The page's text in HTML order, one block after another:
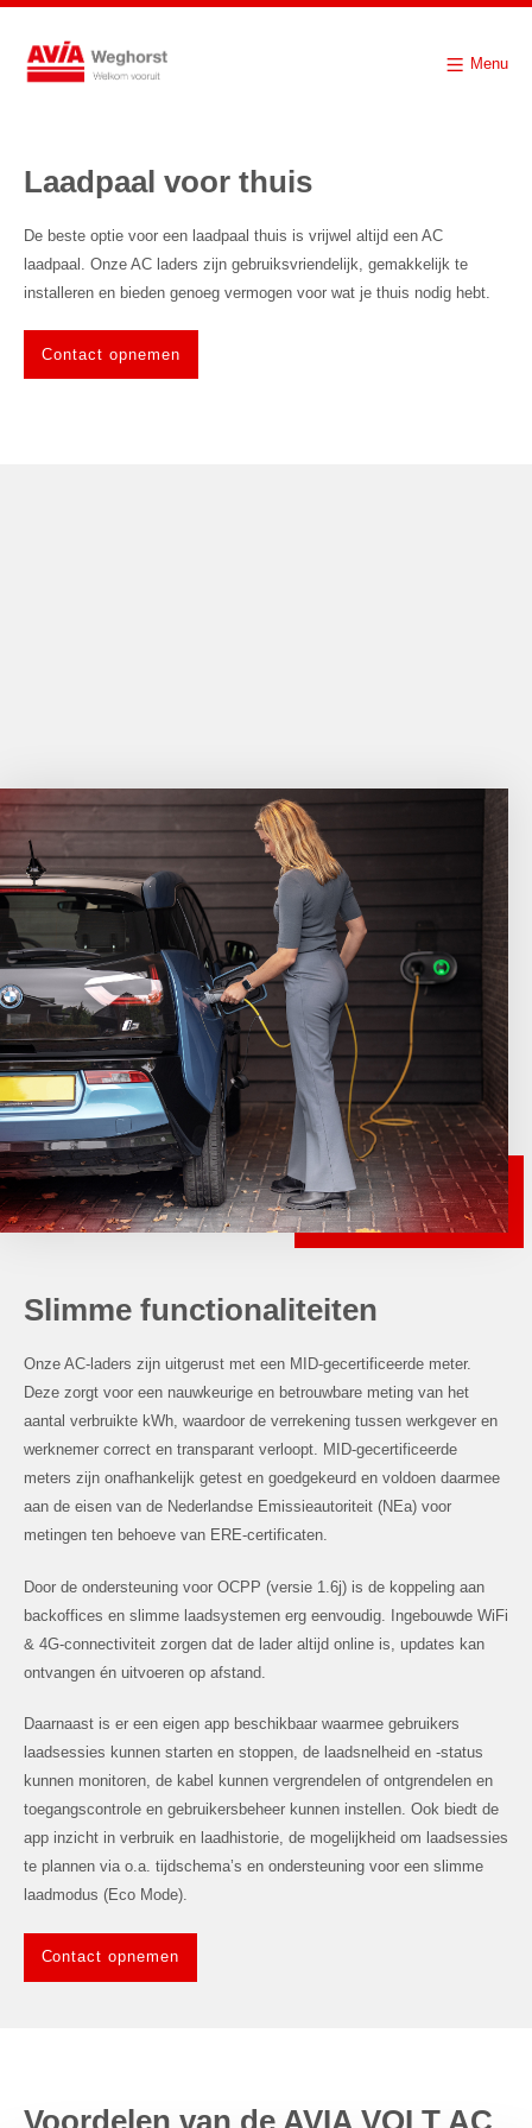
Menu
Laadpaal voor thuis
De beste optie voor een laadpaal thuis is vrijwel altijd een AC
laadpaal. Onze AC laders zijn gebruiksvriendelijk, gemakkelijk te
installeren en bieden genoeg vermogen voor wat je thuis nodig hebt.
Contact opnemen
Slimme functionaliteiten
Onze AC-laders zijn uitgerust met een MID-gecertificeerde meter.
Deze zorgt voor een nauwkeurige en betrouwbare meting van het
aantal verbruikte kWh, waardoor de verrekening tussen werkgever en
werknemer correct en transparant verloopt. MID-gecertificeerde
meters zijn onafhankelijk getest en goedgekeurd en voldoen daarmee
aan de eisen van de Nederlandse Emissieautoriteit (NEa) voor
metingen ten behoeve van ERE-certificaten.
Door de ondersteuning voor OCPP (versie 1.6j) is de koppeling aan
backoffices en slimme laadsystemen erg eenvoudig. Ingebouwde WiFi
& 4G-connectiviteit zorgen dat de lader altijd online is, updates kan
ontvangen én uitvoeren op afstand.
Daarnaast is er een eigen app beschikbaar waarmee gebruikers
laadsessies kunnen starten en stoppen, de laadsnelheid en -status
kunnen monitoren, de kabel kunnen vergrendelen of ontgrendelen en
toegangscontrole en gebruikersbeheer kunnen instellen. Ook biedt de
app inzicht in verbruik en laadhistorie, de mogelijkheid om laadsessies
te plannen via o.a. tijdschema’s en ondersteuning voor een slimme
laadmodus (Eco Mode).
Contact opnemen
Voordelen van de AVIA VOLT AC